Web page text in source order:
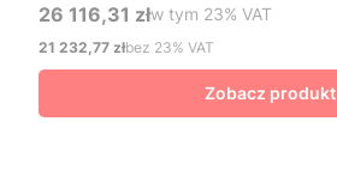
Cena brutto
26 116,31 złw tym %s VAT
w tym 23% VAT
Cena netto
21 232,77 złbez 23% VAT
Zobacz produkt